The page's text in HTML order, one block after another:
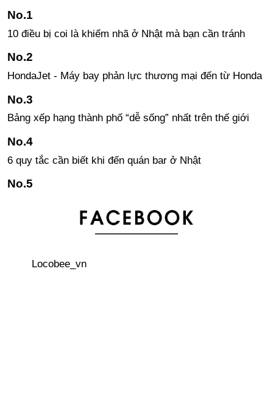
10 điều bị coi là khiếm nhã ở Nhật mà bạn cần tránh
HondaJet - Máy bay phản lực thương mại đến từ Honda
Bảng xếp hạng thành phố “dễ sống” nhất trên thế giới
6 quy tắc cần biết khi đến quán bar ở Nhật
khăn, khủng hoảng
Áo khoác Sukajan – phong cách đường phố của giới trẻ
Locobee_vn